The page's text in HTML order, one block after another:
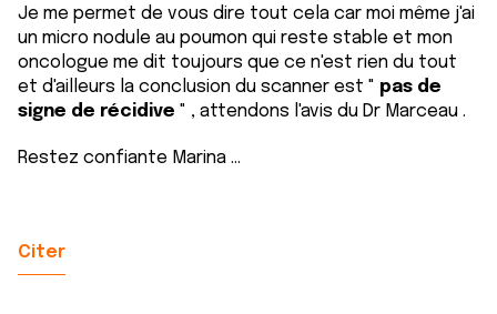
Je me permet de vous dire tout cela car moi même j'ai
un micro nodule au poumon qui reste stable et mon
oncologue me dit toujours que ce n'est rien du tout
et d'ailleurs la conclusion du scanner est " pas de
signe de récidive " , attendons l'avis du Dr Marceau .
Restez confiante Marina ...
Citer